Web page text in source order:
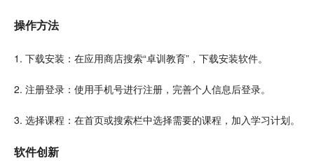
操作方法
1. 下载安装：在应用商店搜索“卓训教育”，下载安装软件。
2. 注册登录：使用手机号进行注册，完善个人信息后登录。
3. 选择课程：在首页或搜索栏中选择需要的课程，加入学习计划。
软件创新